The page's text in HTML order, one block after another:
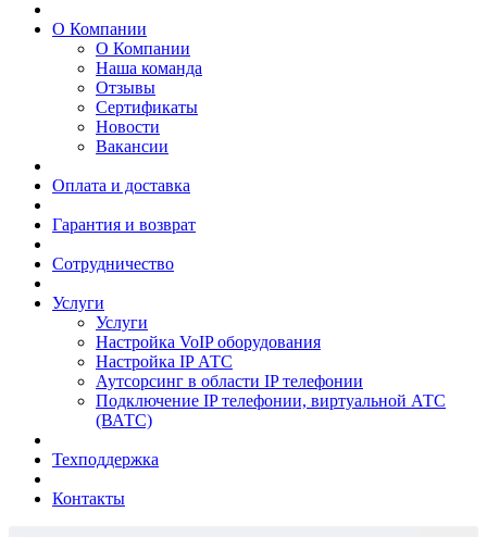
О Компании
О Компании
Наша команда
Отзывы
Сертификаты
Новости
Вакансии
Оплата и доставка
Гарантия и возврат
Сотрудничество
Услуги
Услуги
Настройка VoIP оборудования
Настройка IP АТС
Аутсорсинг в области IP телефонии
Подключение IP телефонии, виртуальной АТС
(ВАТС)
Техподдержка
Контакты